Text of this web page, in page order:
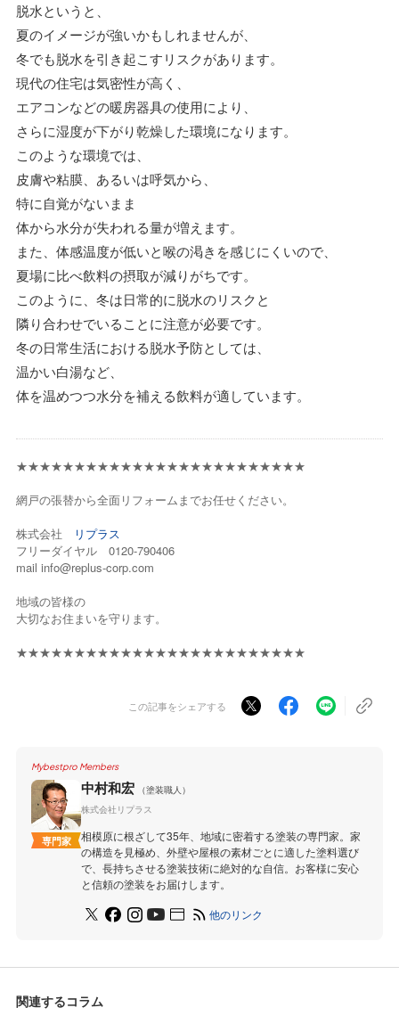
脱水というと、
夏のイメージが強いかもしれませんが、
冬でも脱水を引き起こすリスクがあります。
現代の住宅は気密性が高く、
エアコンなどの暖房器具の使用により、
さらに湿度が下がり乾燥した環境になります。
このような環境では、
皮膚や粘膜、あるいは呼気から、
特に自覚がないまま
体から水分が失われる量が増えます。
また、体感温度が低いと喉の渇きを感じにくいので、
夏場に比べ飲料の摂取が減りがちです。
このように、冬は日常的に脱水のリスクと
隣り合わせでいることに注意が必要です。
冬の日常生活における脱水予防としては、
温かい白湯など、
体を温めつつ水分を補える飲料が適しています。
★★★★★★★★★★★★★★★★★★★★★★★★★
網戸の張替から全面リフォームまでお任せください。
株式会社
リプラス
フリーダイヤル 0120-790406
mail info@replus-corp.com
地域の皆様の
大切なお住まいを守ります。
★★★★★★★★★★★★★★★★★★★★★★★★★
この記事をシェアする
Mybestpro Members
専門家
中村和宏
（塗装職人）
株式会社リプラス
相模原に根ざして35年、地域に密着する塗装の専門家。家
の構造を見極め、外壁や屋根の素材ごとに適した塗料選び
で、長持ちさせる塗装技術に絶対的な自信。お客様に安心
と信頼の塗装をお届けします。
他のリンク
関連するコラム